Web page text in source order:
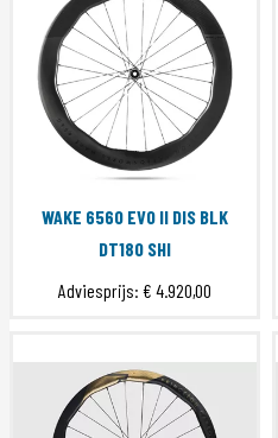
WAKE 6560 EVO II DIS BLK
DT180 SHI
Adviesprijs: € 4.920,00